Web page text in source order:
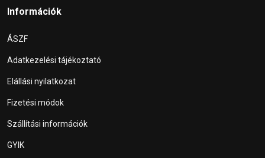
Információk
ÁSZF
Adatkezelési tájékoztató
Elállási nyilatkozat
Fizetési módok
Szállítási információk
GYIK